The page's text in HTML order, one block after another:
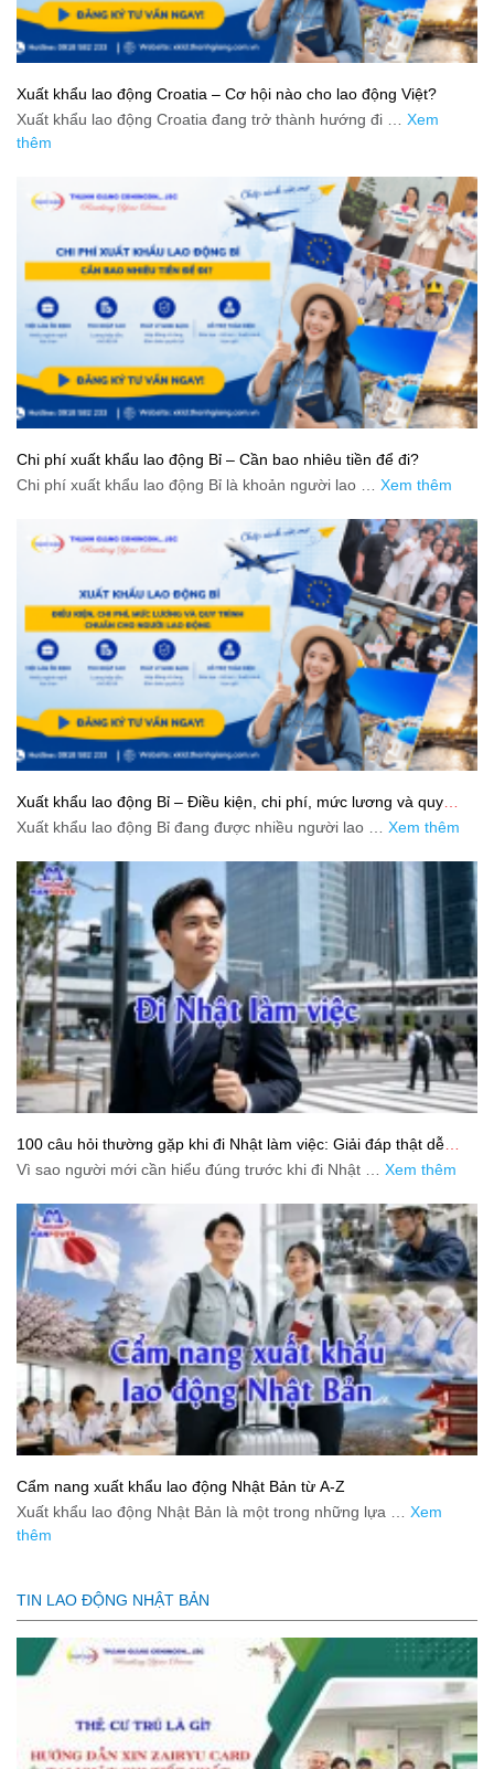
Xuất khẩu lao động Croatia – Cơ hội nào cho lao động Việt?
Xuất khẩu lao động Croatia đang trở thành hướng đi … Xem
thêm
Chi phí xuất khẩu lao động Bỉ – Cần bao nhiêu tiền để đi?
Chi phí xuất khẩu lao động Bỉ là khoản người lao … Xem thêm
Xuất khẩu lao động Bỉ – Điều kiện, chi phí, mức lương và quy
trình chuẩn cho người lao động
Xuất khẩu lao động Bỉ đang được nhiều người lao … Xem thêm
100 câu hỏi thường gặp khi đi Nhật làm việc: Giải đáp thật dễ
hiểu cho người mới bắt đầu
Vì sao người mới cần hiểu đúng trước khi đi Nhật … Xem thêm
Cẩm nang xuất khẩu lao động Nhật Bản từ A-Z
Xuất khẩu lao động Nhật Bản là một trong những lựa … Xem
thêm
TIN LAO ĐỘNG NHẬT BẢN